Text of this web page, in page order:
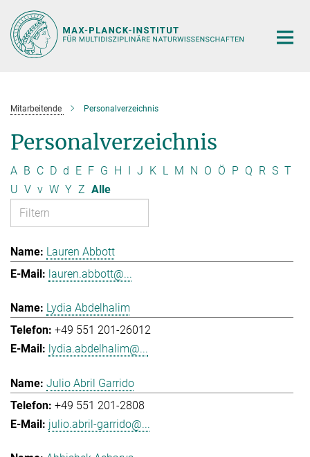
Hauptinhalt
Mitarbeitende Personalverzeichnis
Personalverzeichnis
A B C D d E F G H I J K L M N O Ö P Q R S T
U V v W Y Z Alle
Lauren Abbott
lauren.abbott@...
Lydia Abdelhalim
+49 551 201-26012
lydia.abdelhalim@...
Julio Abril Garrido
+49 551 201-2808
julio.abril-garrido@...